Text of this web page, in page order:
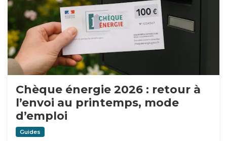
Chèque énergie 2026 : retour à
l’envoi au printemps, mode
d’emploi
Guides